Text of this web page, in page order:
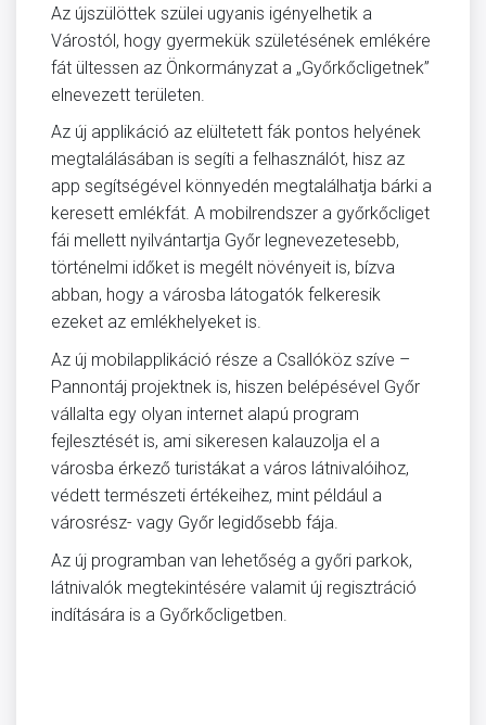
Az újszülöttek szülei ugyanis igényelhetik a
Várostól, hogy gyermekük születésének emlékére
fát ültessen az Önkormányzat a „Győrkőcligetnek”
elnevezett területen.
Az új applikáció az elültetett fák pontos helyének
megtalálásában is segíti a felhasználót, hisz az
app segítségével könnyedén megtalálhatja bárki a
keresett emlékfát. A mobilrendszer a győrkőcliget
fái mellett nyilvántartja Győr legnevezetesebb,
történelmi időket is megélt növényeit is, bízva
abban, hogy a városba látogatók felkeresik
ezeket az emlékhelyeket is.
Az új mobilapplikáció része a Csallóköz szíve –
Pannontáj projektnek is, hiszen belépésével Győr
vállalta egy olyan internet alapú program
fejlesztését is, ami sikeresen kalauzolja el a
városba érkező turistákat a város látnivalóihoz,
védett természeti értékeihez, mint például a
városrész- vagy Győr legidősebb fája.
Az új programban van lehetőség a győri parkok,
látnivalók megtekintésére valamit új regisztráció
indítására is a Győrkőcligetben.